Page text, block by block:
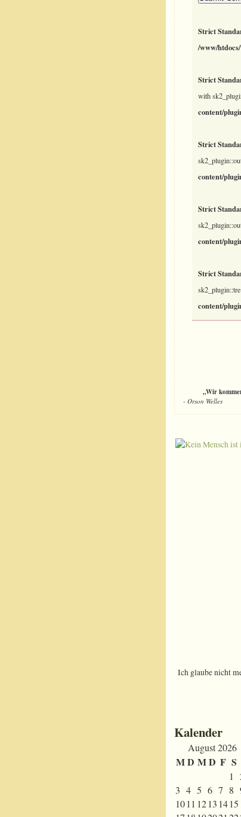
Strict
/www/
Strict
with
content/
Strict
content/
Strict
content/
Strict
content/
„Wir
- Orson Welles
Ich glaube nicht
Kalender
August 2026
MD MD F S
1
3 4 5 6 7 8
1011 1213 1415